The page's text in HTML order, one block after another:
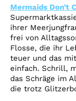
Mermaids Don’t
ihrer
frei von
Flosse, die ihr
teuer und das
einfach. Schrill,
das Schräge im
die trotz